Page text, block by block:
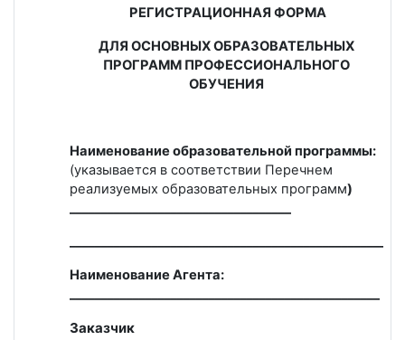
РЕГИСТРАЦИОННАЯ ФОРМА
ДЛЯ ОСНОВНЫХ ОБРАЗОВАТЕЛЬНЫХ
ПРОГРАММ ПРОФЕССИОНАЛЬНОГО
ОБУЧЕНИЯ
Наименование образовательной программы:
(указывается в соответствии Перечнем
реализуемых образовательных программ)
Наименование Агента:
Заказчик